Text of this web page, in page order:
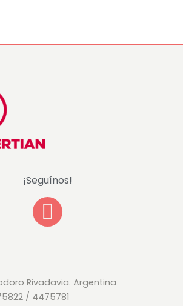
¡Seguínos!
F
a
b
Rivadavia. Argentina
/ 4475781